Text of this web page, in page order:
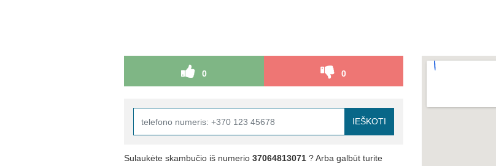
0 0
IEŠKOTI
Sulaukėte skambučio iš numerio 37064813071 ? Arba galbūt turite